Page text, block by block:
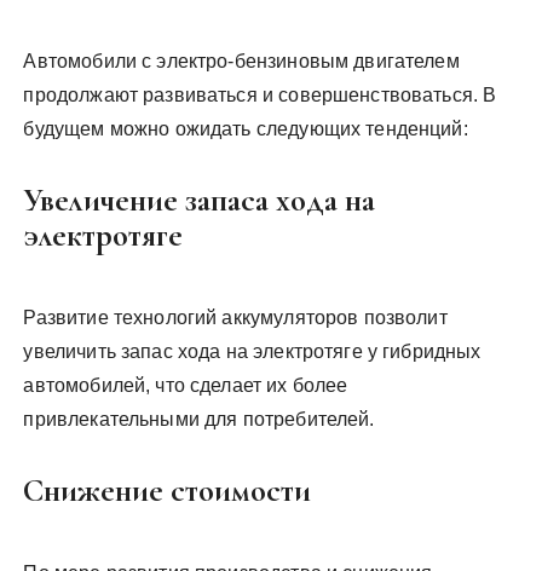
Автомобили с электро-бензиновым двигателем
продолжают развиваться и совершенствоваться. В
будущем можно ожидать следующих тенденций:
Увеличение запаса хода на
электротяге
Развитие технологий аккумуляторов позволит
увеличить запас хода на электротяге у гибридных
автомобилей, что сделает их более
привлекательными для потребителей.
Снижение стоимости